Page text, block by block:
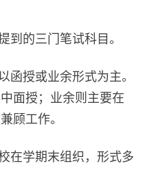
的三门笔试科目。
授或业余形式为主。
面授；业余则主要在
顾工作。
学期末组织，形式多